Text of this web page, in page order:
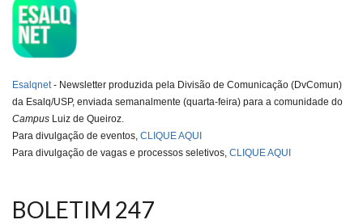
ESQLNET
Esalqnet- Newsletter produzida pela Divisão de Comunicação (DvComun)
da Esalq/USP, enviada semanalmente (quarta-feira) para a comunidade do
Campus Luiz de Queiroz.
Para divulgação de eventos, CLIQUE AQUI
Para divulgação de vagas e processos seletivos, CLIQUE AQUI
BOLETIM 247